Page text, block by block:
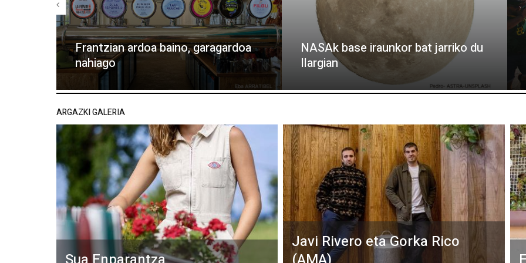
Frantzian ardoa baino, garagardoa
nahiago
NASAk base iraunkor bat jarriko du
Ilargian
ARGAZKI GALERIA
Javi Rivero eta Gorka Rico